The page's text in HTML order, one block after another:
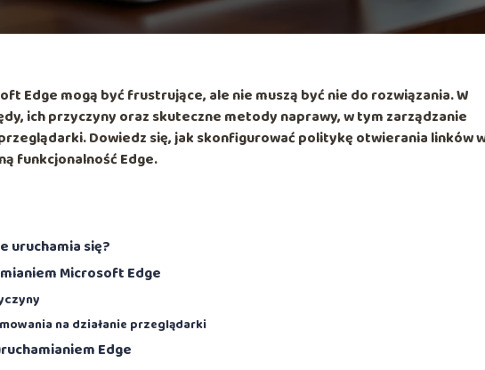
Edge mogą być frustrujące, ale nie muszą być nie do rozwiązania. W
ich przyczyny oraz skuteczne metody naprawy, w tym zarządzanie
Dowiedz się, jak skonfigurować politykę otwierania linków
funkcjonalność Edge.
uruchamia się?
Microsoft Edge
na działanie przeglądarki
Edge